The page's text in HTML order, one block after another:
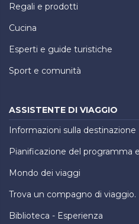
Regali e prodotti
Cucina
Esperti e guide turistiche
Sport e comunità
ASSISTENTE DI VIAGGIO
Informazioni sulla destinazione
Pianificazione del programma
Mondo dei viaggi
Trova un compagno di viaggio.
Biblioteca - Esperienza